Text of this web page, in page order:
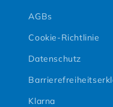
AGBs
Cookie-Richtlinie
Datenschutz
Klarna